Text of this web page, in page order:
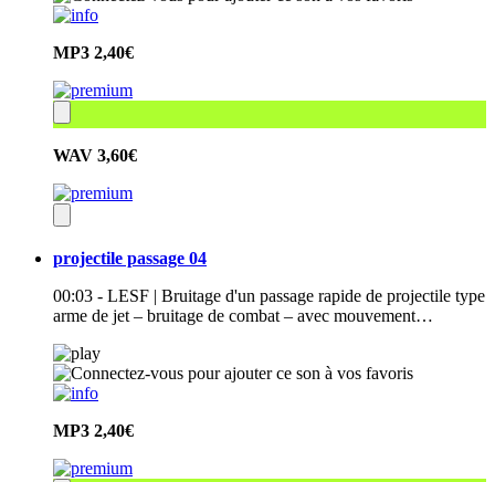
MP3 2,40€
WAV 3,60€
projectile passage 04
00:03 - LESF | Bruitage d'un passage rapide de projectile type
arme de jet – bruitage de combat – avec mouvement…
MP3 2,40€